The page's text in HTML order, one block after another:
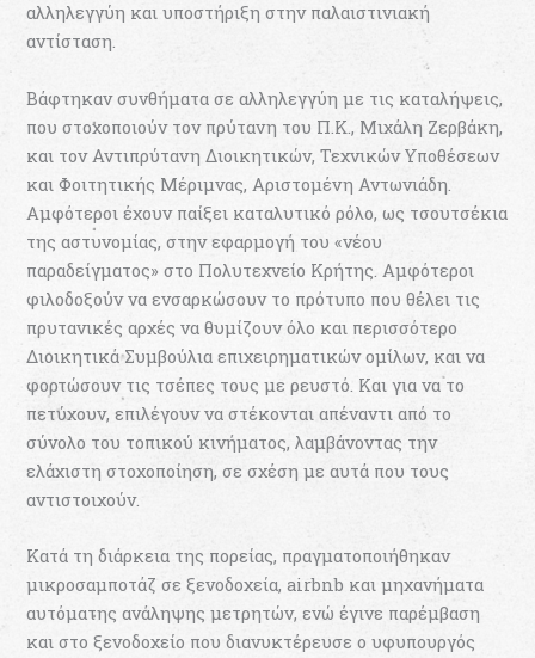
αλληλεγγύη και υποστήριξη στην παλαιστινιακή
αντίσταση.
Βάφτηκαν συνθήματα σε αλληλεγγύη με τις καταλήψεις,
που στοχοποιούν τον πρύτανη του Π.Κ., Μιχάλη Ζερβάκη,
και τον Αντιπρύτανη Διοικητικών, Τεχνικών Υποθέσεων
και Φοιτητικής Μέριμνας, Αριστομένη Αντωνιάδη.
Αμφότεροι έχουν παίξει καταλυτικό ρόλο, ως τσουτσέκια
της αστυνομίας, στην εφαρμογή του «νέου
παραδείγματος» στο Πολυτεχνείο Κρήτης. Αμφότεροι
φιλοδοξούν να ενσαρκώσουν το πρότυπο που θέλει τις
πρυτανικές αρχές να θυμίζουν όλο και περισσότερο
Διοικητικά Συμβούλια επιχειρηματικών ομίλων, και να
φορτώσουν τις τσέπες τους με ρευστό. Και για να το
πετύχουν, επιλέγουν να στέκονται απέναντι από το
σύνολο του τοπικού κινήματος, λαμβάνοντας την
ελάχιστη στοχοποίηση, σε σχέση με αυτά που τους
αντιστοιχούν.
Κατά τη διάρκεια της πορείας, πραγματοποιήθηκαν
μικροσαμποτάζ σε ξενοδοχεία, airbnb και μηχανήματα
αυτόματης ανάληψης μετρητών, ενώ έγινε παρέμβαση
και στο ξενοδοχείο που διανυκτέρευσε ο υφυπουργός